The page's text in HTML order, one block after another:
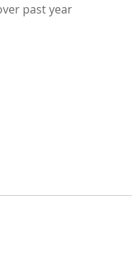
past year